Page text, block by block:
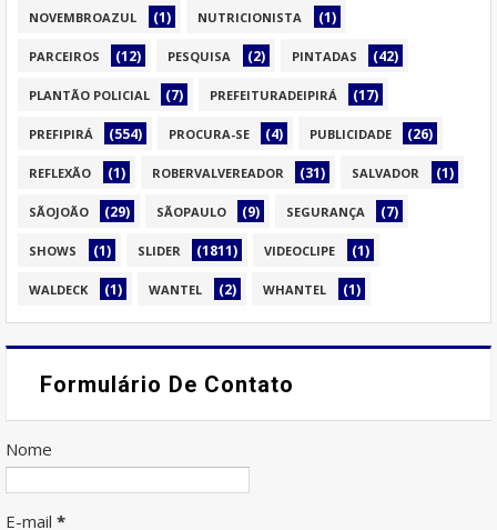
NOVEMBROAZUL (1) NUTRICIONISTA (1)
PARCEIROS (12) PESQUISA (2) PINTADAS (42)
PLANTÃO POLICIAL (7) PREFEITURADEIPIRÁ (17)
PREFIPIRÁ (554) PROCURA-SE (4) PUBLICIDADE (26)
REFLEXÃO (1) ROBERVALVEREADOR (31) SALVADOR (1)
SÃOJOÃO (29) SÃOPAULO (9) SEGURANÇA (7)
SHOWS (1) SLIDER (1811) VIDEOCLIPE (1)
WALDECK (1) WANTEL (2) WHANTEL (1)
Formulário De Contato
Nome
E-mail *